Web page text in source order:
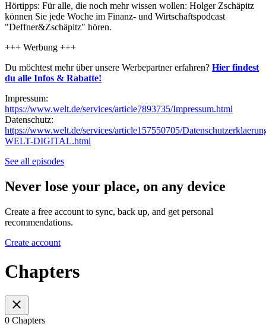
Hörtipps: Für alle, die noch mehr wissen wollen: Holger Zschäpitz
können Sie jede Woche im Finanz- und Wirtschaftspodcast
"Deffner&Zschäpitz" hören.
+++ Werbung +++
Du möchtest mehr über unsere Werbepartner erfahren? Hier findest
du alle Infos & Rabatte!
Impressum:
https://www.welt.de/services/article7893735/Impressum.html
Datenschutz:
https://www.welt.de/services/article157550705/
WELT-DIGITAL.html
See all episodes
Never lose your place, on any device
Create a free account to sync, back up, and get personal
recommendations.
Create account
Chapters
0 Chapters